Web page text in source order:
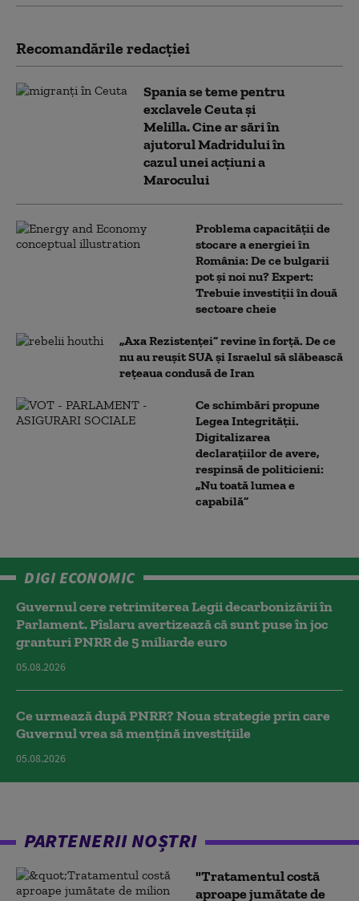
Recomandările redacţiei
Spania se teme pentru
exclavele Ceuta și
Melilla. Cine ar sări în
ajutorul Madridului în
cazul unei acțiuni a
Marocului
Problema capacității de
stocare a energiei în
România: De ce bulgarii
pot și noi nu? Expert:
Trebuie investiții în două
sectoare cheie
„Axa Rezistenței” revine în forță. De ce
nu au reușit SUA și Israelul să slăbească
rețeaua condusă de Iran
Ce schimbări propune
Legea Integrității.
Digitalizarea
declarațiilor de avere,
respinsă de politicieni:
„Nu toată lumea e
capabilă”
DIGI ECONOMIC
Guvernul cere retrimiterea Legii decarbonizării în
Parlament. Pîslaru avertizează că sunt puse în joc
granturi PNRR de 5 miliarde euro
05.08.2026
Ce urmează după PNRR? Noua strategie prin care
Guvernul vrea să mențină investițiile
05.08.2026
PARTENERII NOȘTRI
"Tratamentul costă
aproape jumătate de